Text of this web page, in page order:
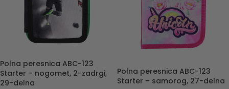
Polna peresnica ABC-123
Starter – nogomet, 2-zadrgi,
29-delna
Polna peresnica ABC-123
Starter – samorog, 27-delna